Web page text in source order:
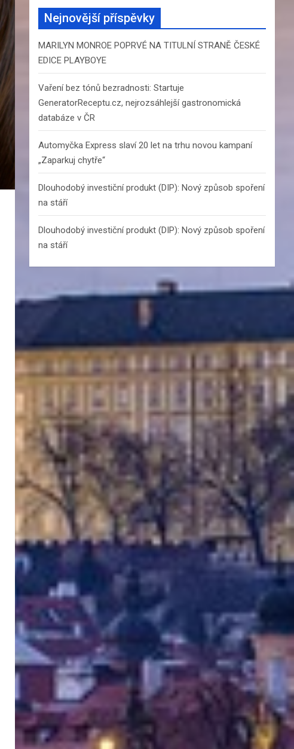
h
Nejnovější příspěvky
MARILYN MONROE POPRVÉ NA TITULNÍ STRANĚ ČESKÉ
EDICE PLAYBOYE
Vaření bez tónů bezradnosti: Startuje
GeneratorReceptu.cz, nejrozsáhlejší gastronomická
databáze v ČR
Automyčka Express slaví 20 let na trhu novou kampaní
„Zaparkuj chytře“
Dlouhodobý investiční produkt (DIP): Nový způsob spoření
na stáří
Dlouhodobý investiční produkt (DIP): Nový způsob spoření
na stáří